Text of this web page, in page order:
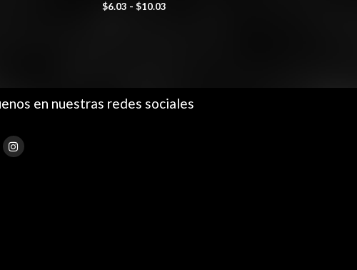
$6.03 - $10.03
en nuestras redes sociales
I
n
s